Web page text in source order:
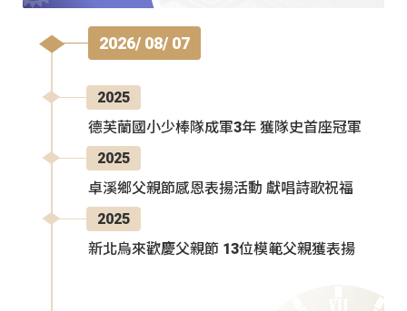
2026/ 08/ 07
2025
德芙蘭國小少棒隊成軍3年 獲隊史首座冠軍
2025
卓溪鄉父親節感恩表揚活動 獻唱詩歌祝福
2025
新北烏來歡慶父親節 13位模範父親獲表揚